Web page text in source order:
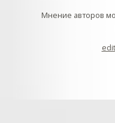
Мнение авторов